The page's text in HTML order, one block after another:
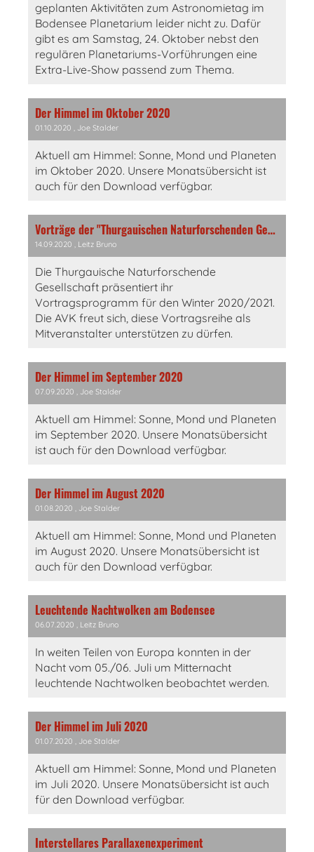
geplanten Aktivitäten zum Astronomietag im
Bodensee Planetarium leider nicht zu. Dafür
gibt es am Samstag, 24. Oktober nebst den
regulären Planetariums-Vorführungen eine
Extra-Live-Show passend zum Thema.
Der Himmel im Oktober 2020
01.10.2020 , Joe Stalder
Aktuell am Himmel: Sonne, Mond und Planeten
im Oktober 2020. Unsere Monatsübersicht ist
auch für den Download verfügbar.
Vorträge der "Thurgauischen Naturforschenden Gesellschaft"
14.09.2020 , Leitz Bruno
Die Thurgauische Naturforschende
Gesellschaft präsentiert ihr
Vortragsprogramm für den Winter 2020/2021.
Die AVK freut sich, diese Vortragsreihe als
Mitveranstalter unterstützen zu dürfen.
Der Himmel im September 2020
07.09.2020 , Joe Stalder
Aktuell am Himmel: Sonne, Mond und Planeten
im September 2020. Unsere Monatsübersicht
ist auch für den Download verfügbar.
Der Himmel im August 2020
01.08.2020 , Joe Stalder
Aktuell am Himmel: Sonne, Mond und Planeten
im August 2020. Unsere Monatsübersicht ist
auch für den Download verfügbar.
Leuchtende Nachtwolken am Bodensee
06.07.2020 , Leitz Bruno
In weiten Teilen von Europa konnten in der
Nacht vom 05./06. Juli um Mitternacht
leuchtende Nachtwolken beobachtet werden.
Der Himmel im Juli 2020
01.07.2020 , Joe Stalder
Aktuell am Himmel: Sonne, Mond und Planeten
im Juli 2020. Unsere Monatsübersicht ist auch
für den Download verfügbar.
Interstellares Parallaxenexperiment